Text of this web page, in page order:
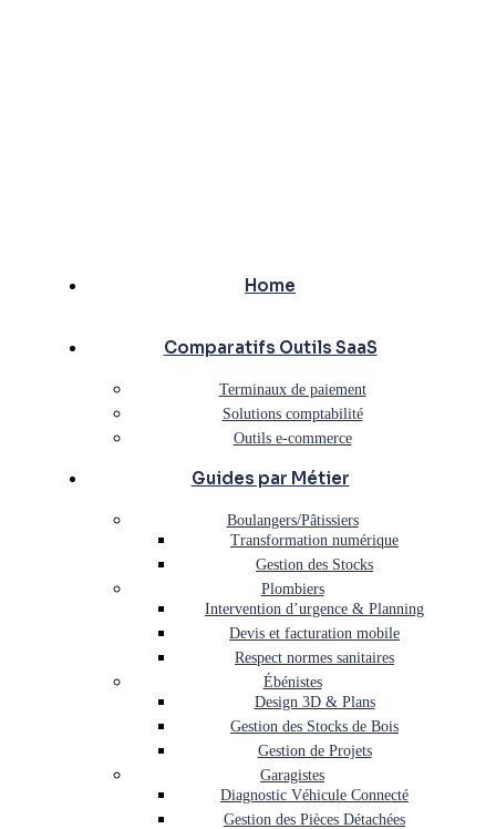
Home
Comparatifs Outils SaaS
Terminaux de paiement
Solutions comptabilité
Outils e-commerce
Guides par Métier
Boulangers/Pâtissiers
Transformation numérique
Gestion des Stocks
Plombiers
Intervention d’urgence & Planning
Devis et facturation mobile
Respect normes sanitaires
Ébénistes
Design 3D & Plans
Gestion des Stocks de Bois
Gestion de Projets
Garagistes
Diagnostic Véhicule Connecté
Gestion des Pièces Détachées